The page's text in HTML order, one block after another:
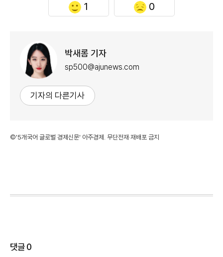
1 0
박새롬 기자
sp500@ajunews.com
기자의 다른기사
©'5개국어 글로벌 경제신문' 아주경제. 무단전재·재배포 금지
댓글0